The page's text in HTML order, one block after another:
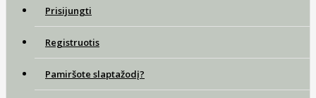
Prisijungti
Registruotis
Pamiršote slaptažodį?